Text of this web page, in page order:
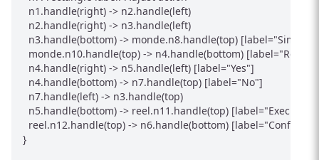
  n1.handle(right) -> n2.handle(left)
  n2.handle(right) -> n3.handle(left)
n3.handle(bottom) -> monde.n8.handle(top) [label="Simulate
monde.n10.handle(top) -> n4.handle(bottom) [label="Return
  n4.handle(right) -> n5.handle(left) [label="Yes"]
  n4.handle(bottom) -> n7.handle(top) [label="No"]
  n7.handle(left) -> n3.handle(top)
  n5.handle(bottom) -> reel.n11.handle(top) [label="Execute"]
reel.n12.handle(top) -> n6.handle(bottom)
}